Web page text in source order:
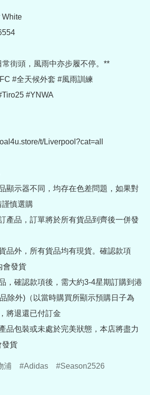
White
街頭，風雨中亦步履不停。**
#全天候外套 #風雨訓練
#YNWA
t/Liverpool?cat=all
顯示器不同，均存在色差問題，如果對
謹慎選購
產品，訂單將於所有貨品到齊後一併發
品外，所有貨品均有現貨。確認款項
會發貨
，確認款項後，需大約3-4星期訂購到港
除外)（以當時購買所顯示預購日子為
將退還已付訂金
品包裝或未處於完美狀態，本店將盡力
發貨
浦 Adidas Season2526